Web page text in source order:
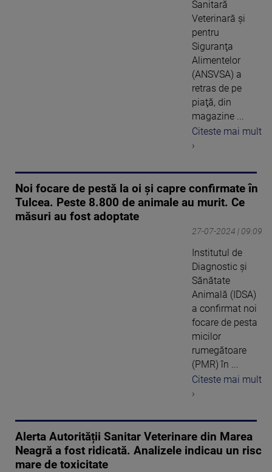
Sanitară
Veterinară şi
pentru
Siguranţa
Alimentelor
(ANSVSA) a
retras de pe
piaţă, din
magazine ...
Citeste mai mult
›
Noi focare de pestă la oi și capre confirmate în
Tulcea. Peste 8.800 de animale au murit. Ce
măsuri au fost adoptate
27-07-2024 | 09:09
Institutul de
Diagnostic şi
Sănătate
Animală (IDSA)
a confirmat noi
focare de pesta
micilor
rumegătoare
(PMR) în ...
Citeste mai mult
›
Alerta Autorității Sanitar Veterinare din Marea
Neagră a fost ridicată. Analizele indicau un risc
mare de toxicitate